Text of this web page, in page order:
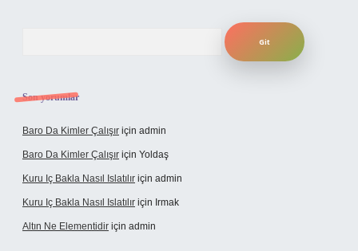
Son yorumlar
Baro Da Kimler Çalışır için admin
Baro Da Kimler Çalışır için Yoldaş
Kuru Iç Bakla Nasıl Islatılır için admin
Kuru Iç Bakla Nasıl Islatılır için Irmak
Altın Ne Elementidir için admin